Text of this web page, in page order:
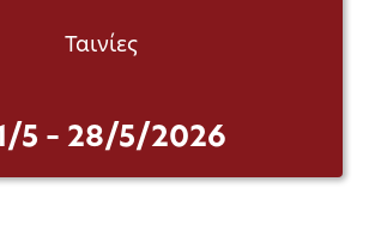
Ταινίες
5 – 28/5/2026